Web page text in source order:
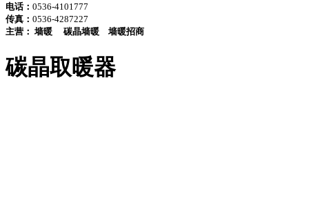
电话： 0536-4101777
传真： 0536-4287227
主营： 墙暖 碳晶墙暖 墙暖招商
碳晶取暖器